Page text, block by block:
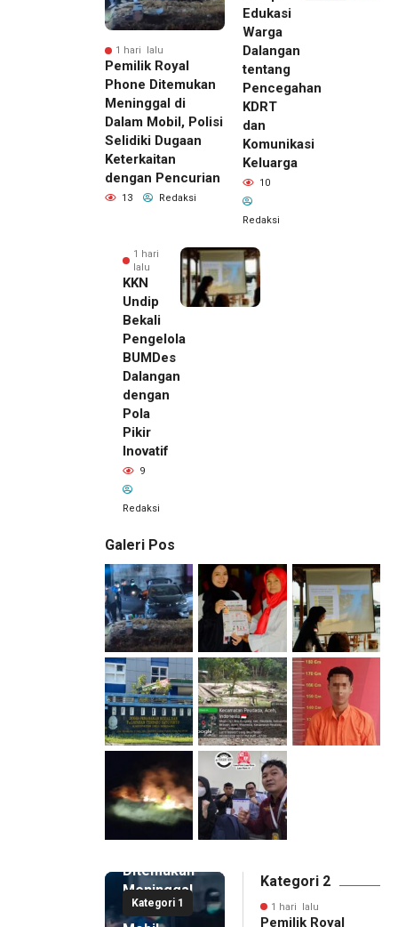
1 hari lalu
Pemilik Royal
Phone Ditemukan
Meninggal di
Dalam Mobil, Polisi
Selidiki Dugaan
Keterkaitan
dengan Pencurian
13 Redaksi
Edukasi
Warga
Dalangan
tentang
Pencegahan
KDRT
dan
Komunikasi
Keluarga
10
Redaksi
1 hari
lalu
KKN
Undip
Bekali
Pengelola
BUMDes
Dalangan
dengan
Pola
Pikir
Inovatif
9
Redaksi
Galeri Pos
Kategori 1
1 hari lalu
Pemilik
Ditemukan
Meninggal
di Dalam
Kategori 2
1 hari lalu
Pemilik Royal